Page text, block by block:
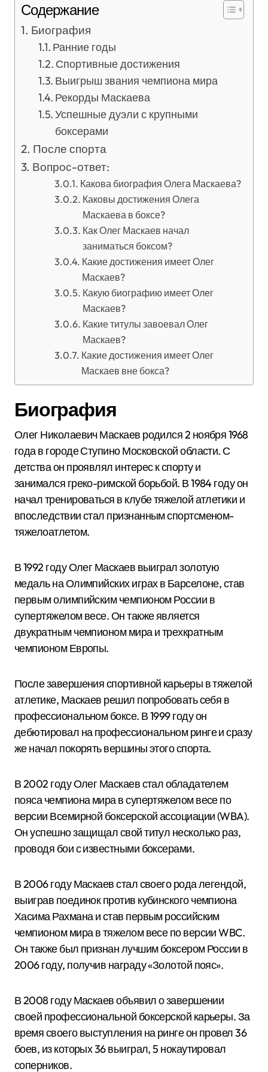
Содержание
Биография
Ранние годы
Спортивные достижения
Выигрыш звания чемпиона мира
Рекорды Маскаева
Успешные дуэли с крупными
боксерами
После спорта
Вопрос-ответ:
Какова биография Олега Маскаева?
Каковы достижения Олега
Маскаева в боксе?
Как Олег Маскаев начал
заниматься боксом?
Какие достижения имеет Олег
Маскаев?
Какую биографию имеет Олег
Маскаев?
Какие титулы завоевал Олег
Маскаев?
Какие достижения имеет Олег
Маскаев вне бокса?
Биография
Олег Николаевич Маскаев родился 2 ноября 1968
года в городе Ступино Московской области. С
детства он проявлял интерес к спорту и
занимался греко-римской борьбой. В 1984 году он
начал тренироваться в клубе тяжелой атлетики и
впоследствии стал признанным спортсменом-
тяжелоатлетом.
В 1992 году Олег Маскаев выиграл золотую
медаль на Олимпийских играх в Барселоне, став
первым олимпийским чемпионом России в
супертяжелом весе. Он также является
двукратным чемпионом мира и трехкратным
чемпионом Европы.
После завершения спортивной карьеры в тяжелой
атлетике, Маскаев решил попробовать себя в
профессиональном боксе. В 1999 году он
дебютировал на профессиональном ринге и сразу
же начал покорять вершины этого спорта.
В 2002 году Олег Маскаев стал обладателем
пояса чемпиона мира в супертяжелом весе по
версии Всемирной боксерской ассоциации (WBA).
Он успешно защищал свой титул несколько раз,
проводя бои с известными боксерами.
В 2006 году Маскаев стал своего рода легендой,
выиграв поединок против кубинского чемпиона
Хасима Рахмана и став первым российским
чемпионом мира в тяжелом весе по версии WBC.
Он также был признан лучшим боксером России в
2006 году, получив награду «Золотой пояс».
В 2008 году Маскаев объявил о завершении
своей профессиональной боксерской карьеры. За
время своего выступления на ринге он провел 36
боев, из которых 36 выиграл, 5 нокаутировал
соперников.